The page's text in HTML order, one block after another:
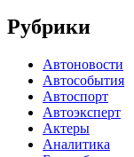
Рубрики
Автоновости
Автособытия
Автоспорт
Автоэксперт
Актеры
Аналитика